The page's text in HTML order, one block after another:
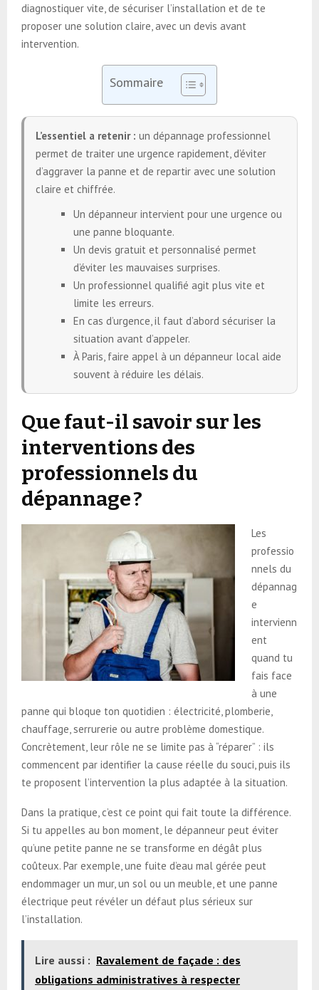
diagnostiquer vite, de sécuriser l’installation et de te
proposer une solution claire, avec un devis avant
intervention.
Sommaire
L’essentiel a retenir : un dépannage professionnel
permet de traiter une urgence rapidement, d’éviter
d’aggraver la panne et de repartir avec une solution
claire et chiffrée.
Un dépanneur intervient pour une urgence ou
une panne bloquante.
Un devis gratuit et personnalisé permet
d’éviter les mauvaises surprises.
Un professionnel qualifié agit plus vite et
limite les erreurs.
En cas d’urgence, il faut d’abord sécuriser la
situation avant d’appeler.
À Paris, faire appel à un dépanneur local aide
souvent à réduire les délais.
Que faut-il savoir sur les
interventions des
professionnels du
dépannage ?
Les
professio
nnels du
dépannag
e
intervienn
ent
quand tu
fais face
à une
panne qui bloque ton quotidien : électricité, plomberie,
chauffage, serrurerie ou autre problème domestique.
Concrètement, leur rôle ne se limite pas à “réparer” : ils
commencent par identifier la cause réelle du souci, puis ils
te proposent l’intervention la plus adaptée à la situation.
Dans la pratique, c’est ce point qui fait toute la différence.
Si tu appelles au bon moment, le dépanneur peut éviter
qu’une petite panne ne se transforme en dégât plus
coûteux. Par exemple, une fuite d’eau mal gérée peut
endommager un mur, un sol ou un meuble, et une panne
électrique peut révéler un défaut plus sérieux sur
l’installation.
Lire aussi : Ravalement de façade : des
obligations administratives à respecter